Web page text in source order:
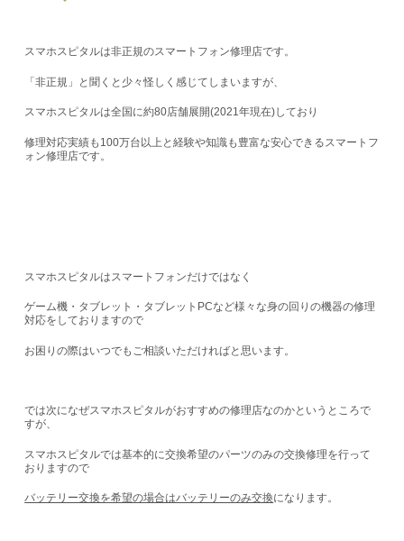
スマホスピタルは非正規のスマートフォン修理店です。
「非正規」と聞くと少々怪しく感じてしまいますが、
スマホスピタルは全国に約80店舗展開(2021年現在)しており
修理対応実績も100万台以上 と経験や知識も豊富な安心できるスマートフ
ォン修理店です。
スマホスピタルはスマートフォンだけではなく
ゲーム機・タブレット・タブレットPCなど様々な身の回りの機器の修理
対応をしておりますので
お困りの際はいつでもご相談いただければと思います。
では次になぜスマホスピタルがおすすめの修理店なのかというところで
すが、
スマホスピタルでは基本的に交換希望のパーツのみの交換修理を行って
おりますので
バッテリー交換を希望の場合はバッテリーのみ交換になります。